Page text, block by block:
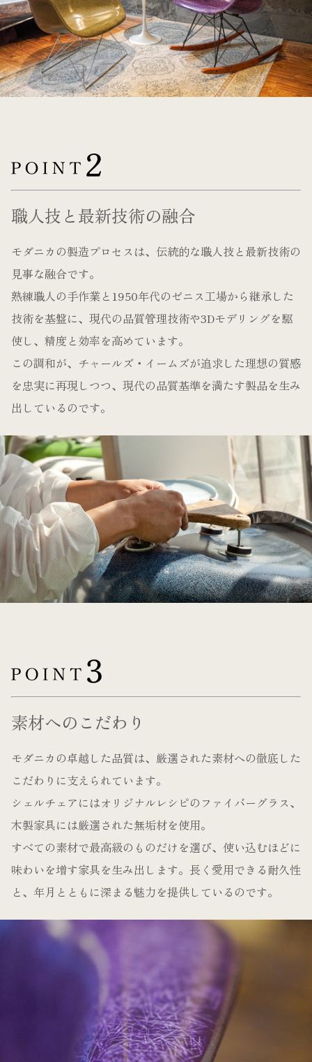
職人技と最新技術の融合
モダニカの製造プロセスは、伝統的な職人技と最新技術の
見事な融合です。
熟練職人の手作業と1950年代のゼニス工場から継承した
技術を基盤に、現代の品質管理技術や3Dモデリングを駆
使し、精度と効率を高めています。
この調和が、チャールズ・イームズが追求した理想の質感
を忠実に再現しつつ、現代の品質基準を満たす製品を生み
出しているのです。
素材へのこだわり
モダニカの卓越した品質は、厳選された素材への徹底した
こだわりに支えられています。
シェルチェアにはオリジナルレシピのファイバーグラス、
木製家具には厳選された無垢材を使用。
すべての素材で最高級のものだけを選び、使い込むほどに
味わいを増す家具を生み出します。長く愛用できる耐久性
と、年月とともに深まる魅力を提供しているのです。